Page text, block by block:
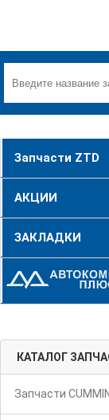
Запчасти ZTD
АКЦИИ
ЗАКЛАДКИ
КАТАЛОГ
Запчасти